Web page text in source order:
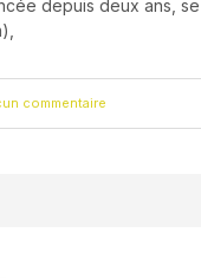
depuis deux ans,
commentaire